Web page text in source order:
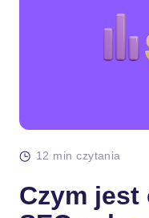
12 min czytania
Czym